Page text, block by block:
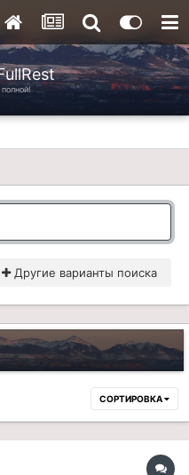
Другие варианты поиска
СОРТИРОВКА